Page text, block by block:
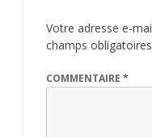
Votre adresse e-
champs
COMMENTAIRE *